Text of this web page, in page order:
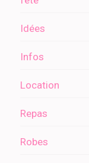
Idées
Infos
Location
Repas
Robes